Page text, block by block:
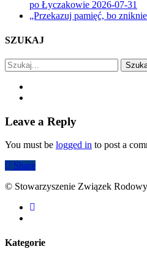
po Łyczakowie 2026-07-31
„Przekazuj pamięć, bo
SZUKAJ
Leave a Reply
You must be logged in to post a
Share
© Stowarzyszenie Związek
facebook
Kategorie